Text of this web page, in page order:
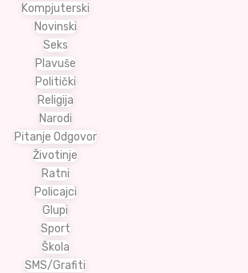
Kompjuterski
Novinski
Seks
Plavuše
Politički
Religija
Narodi
Pitanje Odgovor
Životinje
Ratni
Policajci
Glupi
Sport
Škola
SMS/Grafiti